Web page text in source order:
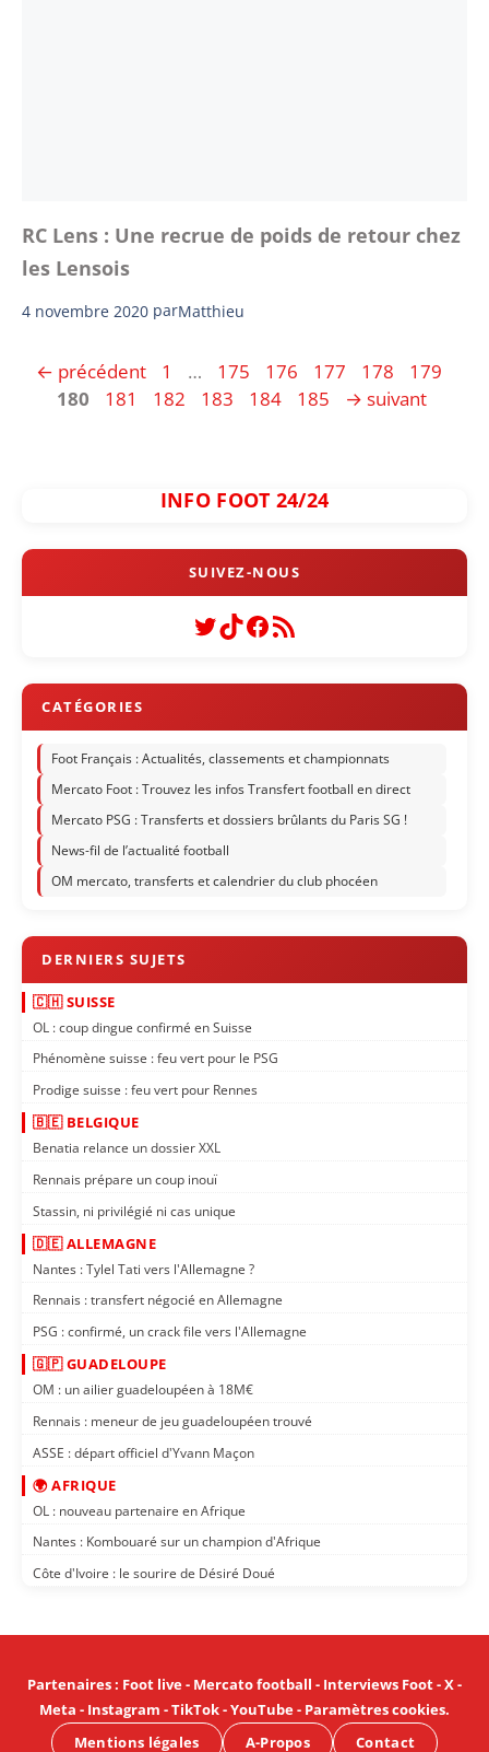
RC Lens : Une recrue de poids de retour chez
les Lensois
4 novembre 2020 parMatthieu
← précédent Page
1 … Page
175 Page
176 Page
177 Page
178 Page
179
180
Page
181 Page
182 Page
183 Page
184 Page
185 → suivant
INFO FOOT 24/24
Twitter
TikTok
Facebook
Flux RSS
Foot Français : Actualités, classements et championnats
Mercato Foot : Trouvez les infos Transfert football en direct
Mercato PSG : Transferts et dossiers brûlants du Paris SG !
News-fil de l’actualité football
OM mercato, transferts et calendrier du club phocéen
🇨🇭 SUISSE
OL : coup dingue confirmé en Suisse
Phénomène suisse : feu vert pour le PSG
Prodige suisse : feu vert pour Rennes
🇧🇪 BELGIQUE
Benatia relance un dossier XXL
Rennais prépare un coup inouï
Stassin, ni privilégié ni cas unique
🇩🇪 ALLEMAGNE
Nantes : Tylel Tati vers l'Allemagne ?
Rennais : transfert négocié en Allemagne
PSG : confirmé, un crack file vers l'Allemagne
🇬🇵 GUADELOUPE
OM : un ailier guadeloupéen à 18M€
Rennais : meneur de jeu guadeloupéen trouvé
ASSE : départ officiel d'Yvann Maçon
🌍 AFRIQUE
OL : nouveau partenaire en Afrique
Nantes : Kombouaré sur un champion d'Afrique
Côte d'Ivoire : le sourire de Désiré Doué
Partenaires: Foot live- Mercato football - Interviews Foot-X-
Meta - Instagram -TikTok-YouTube- Paramètres cookies.
Mentions légales
A-Propos Contact